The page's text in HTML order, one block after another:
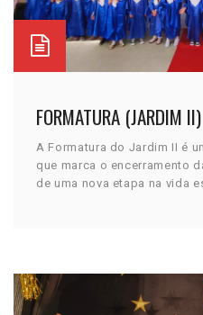
FORMATURA (JARDIM II)
A Formatura do Jardim II é
que marca o encerramento
de uma nova etapa na vida